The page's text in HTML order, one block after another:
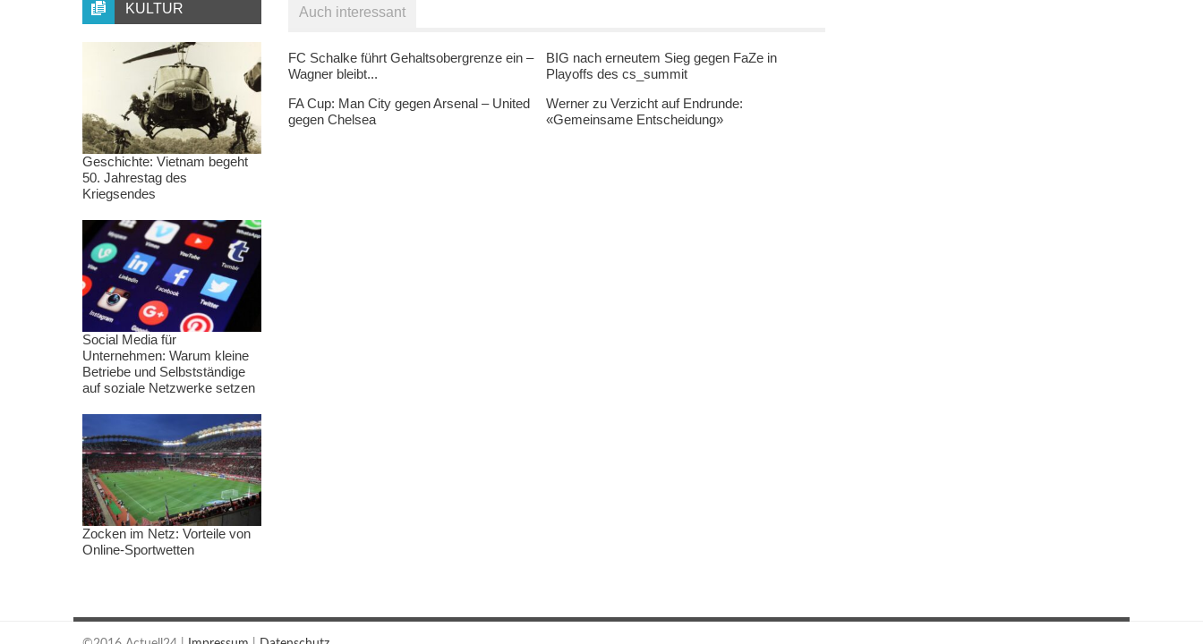
Auch interessant
FC Schalke führt Gehaltsobergrenze ein –
Wagner bleibt...
BIG nach erneutem Sieg gegen FaZe in
Playoffs des cs_summit
FA Cup: Man City gegen Arsenal – United
gegen Chelsea
Werner zu Verzicht auf Endrunde:
«Gemeinsame Entscheidung»
KULTUR
Geschichte: Vietnam begeht
50. Jahrestag des
Kriegsendes
Social Media für
Unternehmen: Warum kleine
Betriebe und Selbstständige
auf soziale Netzwerke setzen
Zocken im Netz: Vorteile von
Online-Sportwetten